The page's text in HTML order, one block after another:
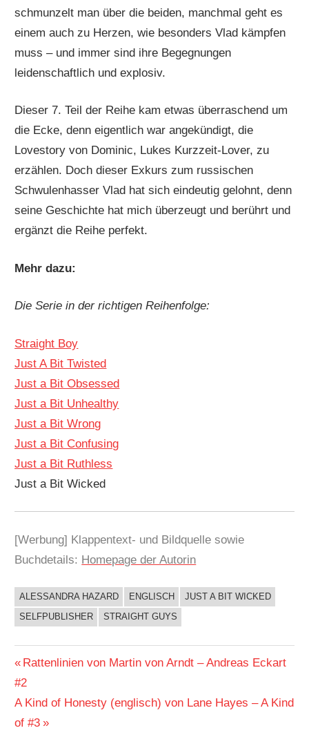
schmunzelt man über die beiden, manchmal geht es
einem auch zu Herzen, wie besonders Vlad kämpfen
muss – und immer sind ihre Begegnungen
leidenschaftlich und explosiv.
Dieser 7. Teil der Reihe kam etwas überraschend um
die Ecke, denn eigentlich war angekündigt, die
Lovestory von Dominic, Lukes Kurzzeit-Lover, zu
erzählen. Doch dieser Exkurs zum russischen
Schwulenhasser Vlad hat sich eindeutig gelohnt, denn
seine Geschichte hat mich überzeugt und berührt und
ergänzt die Reihe perfekt.
Mehr dazu:
Die Serie in der richtigen Reihenfolge:
Straight Boy
Just A Bit Twisted
Just a Bit Obsessed
Just a Bit Unhealthy
Just a Bit Wrong
Just a Bit Confusing
Just a Bit Ruthless
Just a Bit Wicked
[Werbung] Klappentext- und Bildquelle sowie
Buchdetails: Homepage der Autorin
BUCHIGES
ALESSANDRA HAZARD ENGLISCH
JUST A BIT WICKED
SELFPUBLISHER
STRAIGHT GUYS
Beitragsnavigation
Vorheriger
Beitrag:
Rattenlinien von Martin von Arndt – Andreas Eckart
#2
Nächster
Beitrag:
A Kind of Honesty (englisch) von Lane Hayes – A Kind
of #3